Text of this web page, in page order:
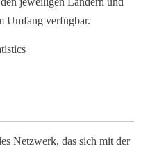
Umfang verfügbar.
Netzwerk, das sich mit der